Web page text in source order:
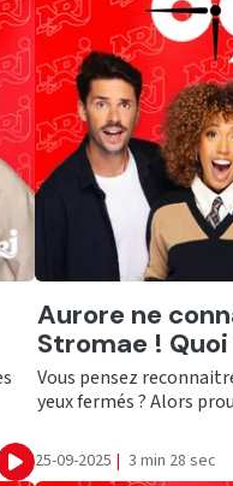
Ecouter
Ecouter
Aurore ne
Stromae ! Quoi
Vous pensez
yeux fermés ? Alors
25-09-2025 | 3 min 28 sec